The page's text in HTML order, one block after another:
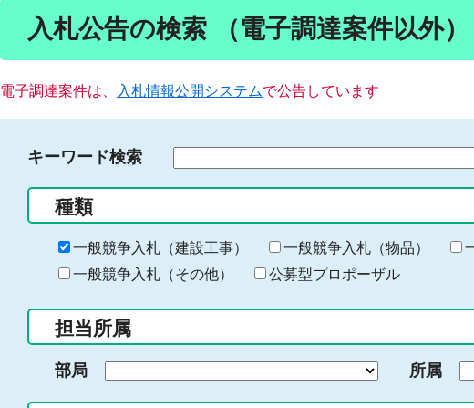
入札公告の検索 （電子調達案件以外）
電子調達案件は、 入札情報公開システムで公告しています
キーワード検索
る
キ
ー
ー
入
力
種類
一般競争入札（建設工事） 一般競争入札（物品）
一般競争入札（その他）
公募型プロポーザル
担当所属
部局 所属